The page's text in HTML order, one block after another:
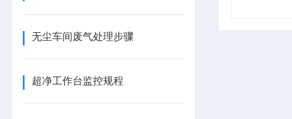
无尘车间废气处理步骤
超净工作台监控规程​